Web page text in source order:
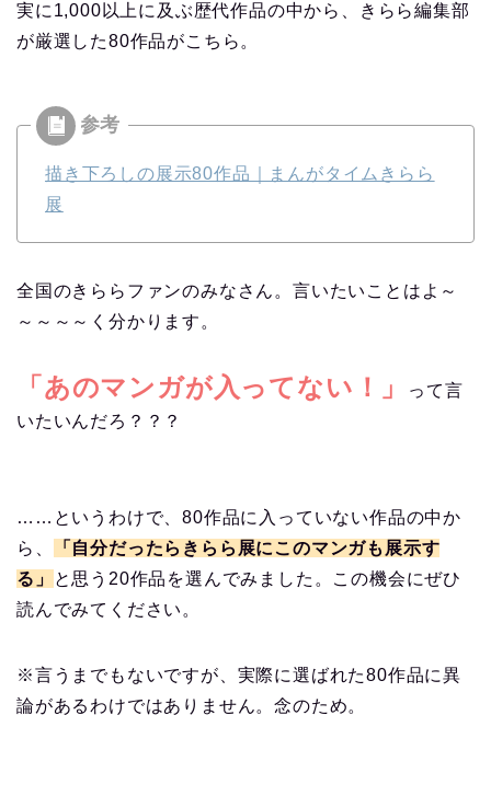
実に1,000以上に及ぶ歴代作品の中から、きらら編集部
が厳選した80作品がこちら。
描き下ろしの展示80作品｜まんがタイムきらら
展
全国のきららファンのみなさん。言いたいことはよ～
～～～～く分かります。
「あのマンガが入ってない！」
って言
いたいんだろ？？？
……というわけで、80作品に入っていない作品の中か
ら、
「自分だったらきらら展にこのマンガも展示す
る」
と思う20作品を選んでみました。この機会にぜひ
読んでみてください。
※言うまでもないですが、実際に選ばれた80作品に異
論があるわけではありません。念のため。